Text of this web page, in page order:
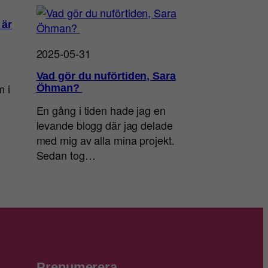
i
2025-05-31
Vad gör du nuförtiden, Sara
Öhman?
En gång i tiden hade jag en
levande blogg där jag delade
med mig av alla mina projekt.
Sedan tog…